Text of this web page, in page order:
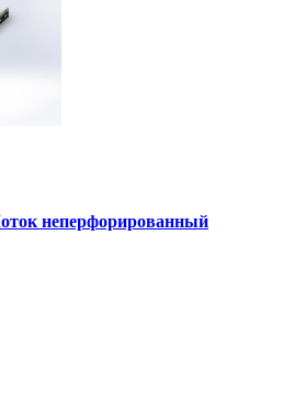
неперфорированный